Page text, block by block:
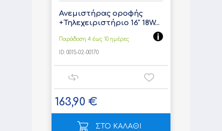
Ανεμιστήρας οροφής
+Τηλεχειριστήριο 16" 18W...
Παράδοση 4 έως 10 ημέρες
ID: 0015-02-00170
163,90 €
ΣΤΟ ΚΑΛΑΘΙ